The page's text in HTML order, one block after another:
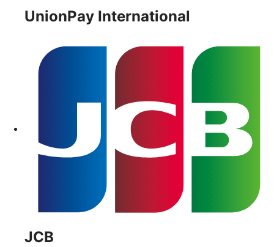
UnionPay International
JCB